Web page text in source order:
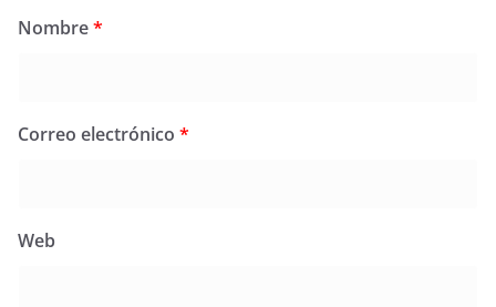
Nombre*
Correo electrónico *
Web